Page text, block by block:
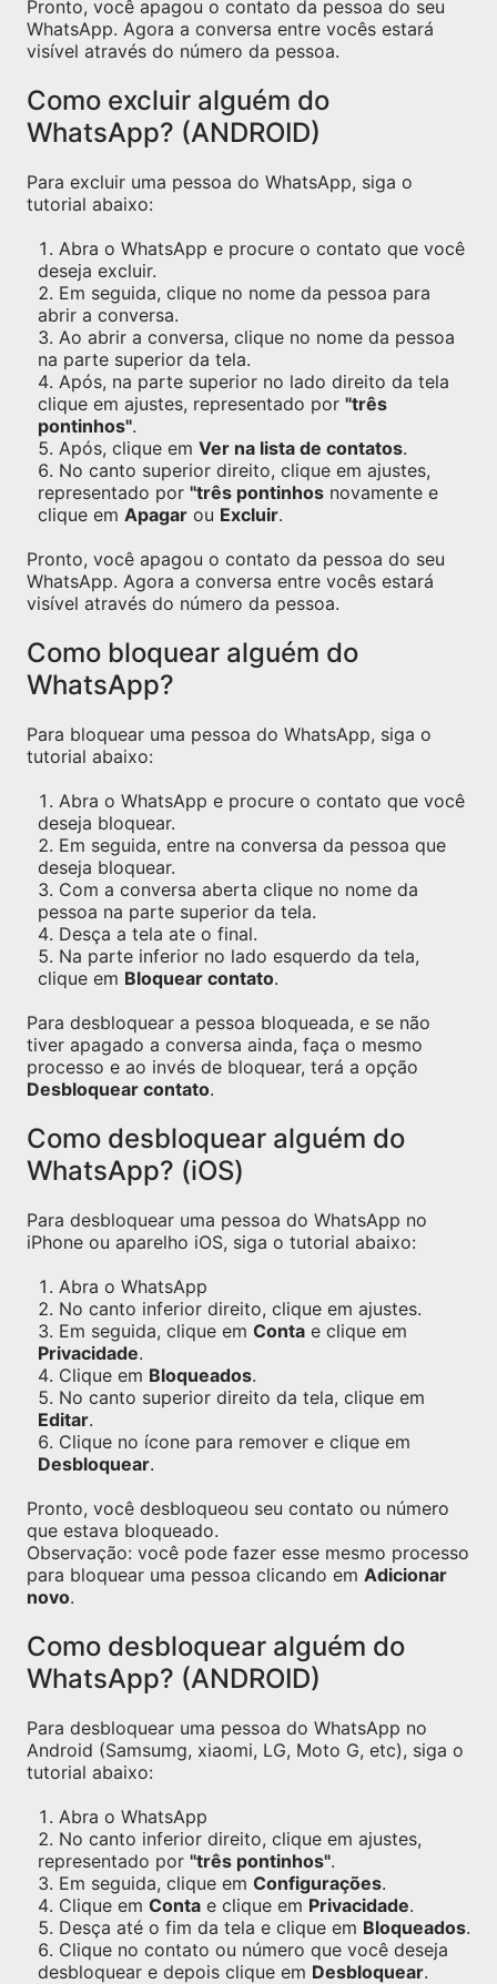
Pronto, você apagou o contato da pessoa do seu
WhatsApp. Agora a conversa entre vocês estará
visível através do número da pessoa.
Como excluir alguém do
WhatsApp? (ANDROID)
Para excluir uma pessoa do WhatsApp, siga o
tutorial abaixo:
Abra o WhatsApp e procure o contato que você
deseja excluir.
Em seguida, clique no nome da pessoa para
abrir a conversa.
Ao abrir a conversa, clique no nome da pessoa
na parte superior da tela.
Após, na parte superior no lado direito da tela
clique em ajustes, representado por "três
pontinhos".
Após, clique em Ver na lista de contatos.
No canto superior direito, clique em ajustes,
representado por "três pontinhos novamente e
clique em Apagar ou Excluir.
Pronto, você apagou o contato da pessoa do seu
WhatsApp. Agora a conversa entre vocês estará
visível através do número da pessoa.
Como bloquear alguém do
WhatsApp?
Para bloquear uma pessoa do WhatsApp, siga o
tutorial abaixo:
Abra o WhatsApp e procure o contato que você
deseja bloquear.
Em seguida, entre na conversa da pessoa que
deseja bloquear.
Com a conversa aberta clique no nome da
pessoa na parte superior da tela.
Desça a tela ate o final.
Na parte inferior no lado esquerdo da tela,
clique em Bloquear contato.
Para desbloquear a pessoa bloqueada, e se não
tiver apagado a conversa ainda, faça o mesmo
processo e ao invés de bloquear, terá a opção
Desbloquear contato.
Como desbloquear alguém do
WhatsApp? (iOS)
Para desbloquear uma pessoa do WhatsApp no
iPhone ou aparelho iOS, siga o tutorial abaixo:
Abra o WhatsApp
No canto inferior direito, clique em ajustes.
Em seguida, clique em Conta e clique em
Privacidade.
Clique em Bloqueados.
No canto superior direito da tela, clique em
Editar.
Clique no ícone para remover e clique em
Desbloquear.
Pronto, você desbloqueou seu contato ou número
que estava bloqueado.
Observação: você pode fazer esse mesmo processo
para bloquear uma pessoa clicando em Adicionar
novo.
Como desbloquear alguém do
WhatsApp? (ANDROID)
Para desbloquear uma pessoa do WhatsApp no
Android (Samsumg, xiaomi, LG, Moto G, etc), siga o
tutorial abaixo:
Abra o WhatsApp
No canto inferior direito, clique em ajustes,
representado por "três pontinhos".
Em seguida, clique em Configurações.
Clique em Conta e clique em Privacidade.
Desça até o fim da tela e clique em Bloqueados.
Clique no contato ou número que você deseja
desbloquear e depois clique em Desbloquear.